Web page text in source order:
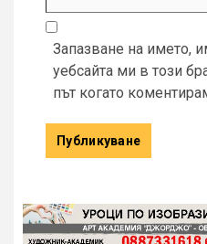
Запазване на името,
уебсайта ми в този
път когато